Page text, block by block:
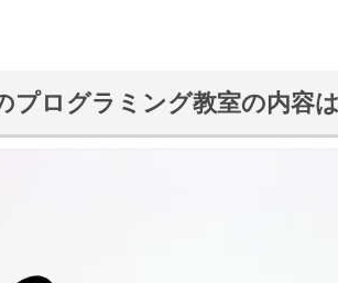
プログラミング教室の内容